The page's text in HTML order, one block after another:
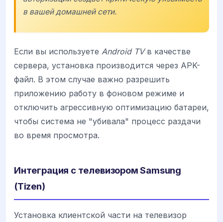
в вашей домашней сети.
Если вы используете Android TVв качестве
сервера, установка производится через APK-
файл. В этом случае важно разрешить
приложению работу в фоновом режиме и
отключить агрессивную оптимизацию батареи,
чтобы система не "убивала" процесс раздачи
во время просмотра.
Интеграция с телевизором Samsung
(Tizen)
Установка клиентской части на телевизор